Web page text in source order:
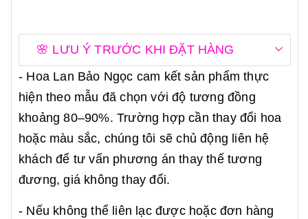
🌸 LƯU Ý TRƯỚC KHI ĐẶT HÀNG
- Hoa Lan Bảo Ngọc cam kết sản phẩm thực
hiện theo mẫu đã chọn với độ tương đồng
khoảng 80–90%. Trường hợp cần thay đổi hoa
hoặc màu sắc, chúng tôi sẽ chủ động liên hệ
khách để tư vấn phương án thay thế tương
đương, giá không thay đổi.
- Nếu không thể liên lạc được hoặc đơn hàng